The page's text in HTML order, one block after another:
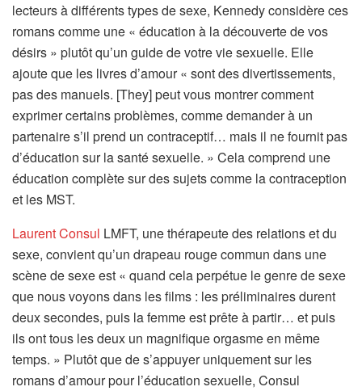
lecteurs à différents types de sexe, Kennedy considère ces
romans comme une « éducation à la découverte de vos
désirs » plutôt qu’un guide de votre vie sexuelle. Elle
ajoute que les livres d’amour « sont des divertissements,
pas des manuels. [They] peut vous montrer comment
exprimer certains problèmes, comme demander à un
partenaire s’il prend un contraceptif… mais il ne fournit pas
d’éducation sur la santé sexuelle. » Cela comprend une
éducation complète sur des sujets comme la contraception
et les MST.
Laurent Consul LMFT, une thérapeute des relations et du
sexe, convient qu’un drapeau rouge commun dans une
scène de sexe est « quand cela perpétue le genre de sexe
que nous voyons dans les films : les préliminaires durent
deux secondes, puis la femme est prête à partir… et puis
ils ont tous les deux un magnifique orgasme en même
temps. » Plutôt que de s’appuyer uniquement sur les
romans d’amour pour l’éducation sexuelle, Consul